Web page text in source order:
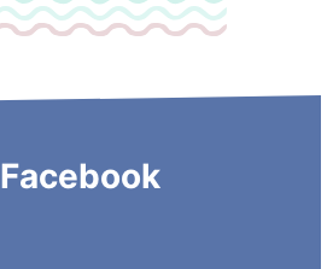
Facebook